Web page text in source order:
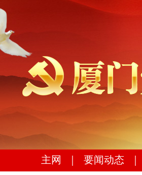
主网 要闻动态